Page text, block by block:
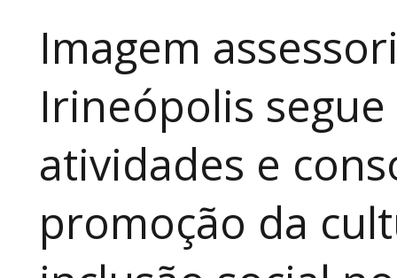
Imagem
Irineópolis
atividades e
promoção da